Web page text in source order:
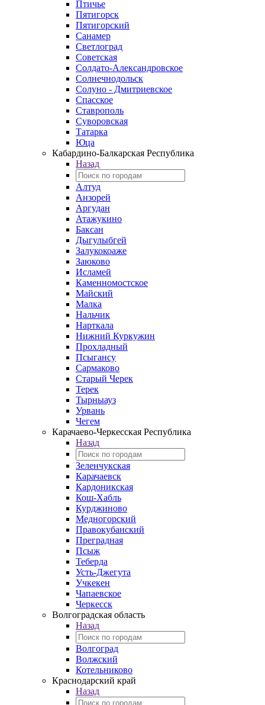
Птичье
Пятигорск
Пятигорский
Санамер
Светлоград
Советская
Солдато-Александровское
Солнечнодольск
Солуно - Дмитриевское
Спасское
Ставрополь
Суворовская
Татарка
Юца
Кабардино‑Балкарская Республика
Назад
Алтуд
Анзорей
Аргудан
Атажукино
Баксан
Дыгулыбгей
Залукокоаже
Заюково
Исламей
Каменномостское
Майский
Малка
Нальчик
Нарткала
Нижний Куркужин
Прохладный
Псыгансу
Сармаково
Старый Черек
Терек
Тырныауз
Урвань
Чегем
Карачаево-Черкесская Республика
Назад
Зеленчукская
Карачаевск
Кардоникская
Кош-Хабль
Курджиново
Медногорский
Правокубанский
Преградная
Псыж
Теберда
Усть-Джегута
Учкекен
Чапаевское
Черкесск
Волгоградская область
Назад
Волгоград
Волжский
Котельниково
Краснодарский край
Назад